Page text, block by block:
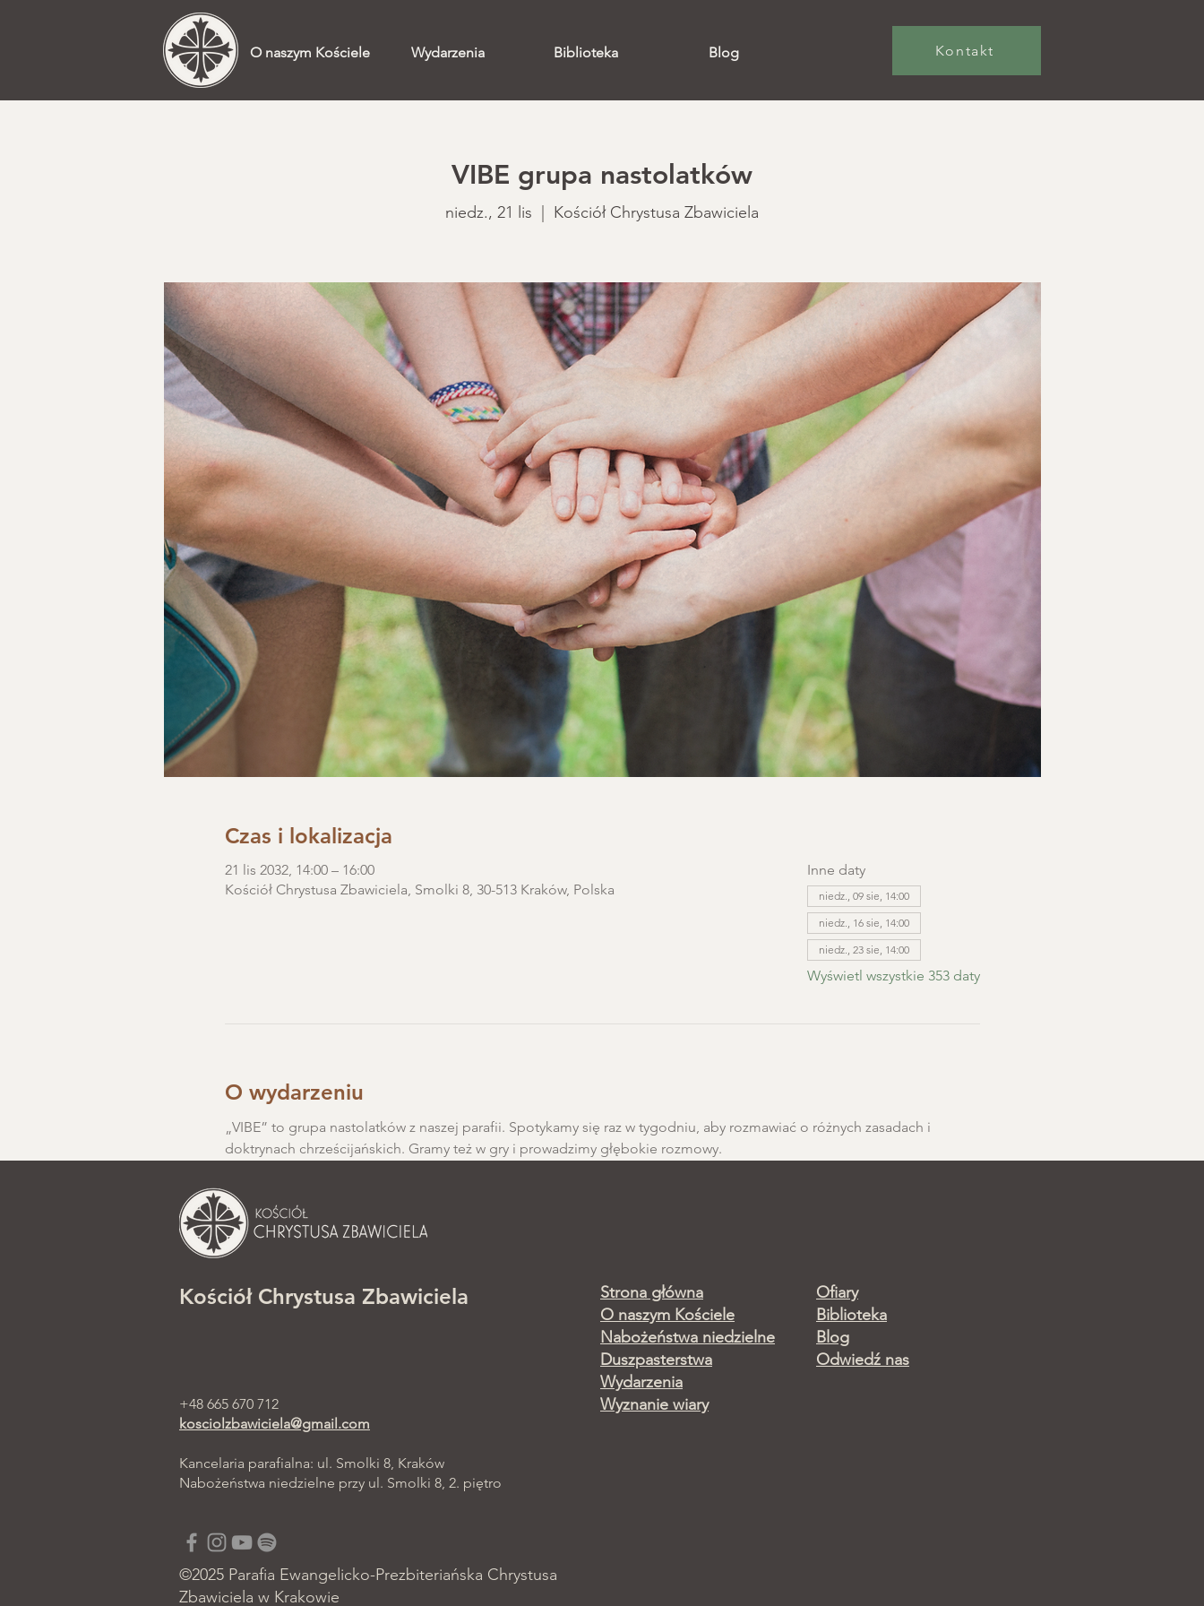
O naszym Kościele Wydarzenia Biblioteka Blog Kontakt
VIBE grupa nastolatków
niedz., 21 lis Kościół Chrystusa Zbawiciela
Czas i lokalizacja
21 lis 2032, 14:00 – 16:00
Kościół Chrystusa Zbawiciela, Smolki 8, 30-513 Kraków, Polska
Inne daty
niedz., 09 sie, 14:00
niedz., 16 sie, 14:00
niedz., 23 sie, 14:00
Wyświetl wszystkie 353 daty
O wydarzeniu
„VIBE” to grupa nastolatków z naszej parafii. Spotykamy się raz w tygodniu, aby rozmawiać o różnych zasadach i
doktrynach chrześcijańskich. Gramy też w gry i prowadzimy głębokie rozmowy.
Kościół Chrystusa Zbawiciela
+48 665 670 712
kosciolzbawiciela@gmail.com
Kancelaria parafialna: ul. Smolki 8, Kraków
Nabożeństwa niedzielne przy ul. Smolki 8, 2. piętro
Strona główna
O naszym Kościele
Nabożeństwa niedzielne
Duszpasterstwa
Wydarzenia
Wyznanie wiary
Ofiary
Biblioteka
Blog
Odwiedź nas
©2025 Parafia Ewangelicko-Prezbiteriańska Chrystusa
Zbawiciela w Krakowie